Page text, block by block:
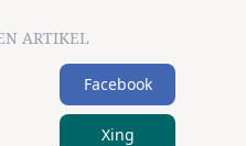
ARTIKEL
Facebook
Xing